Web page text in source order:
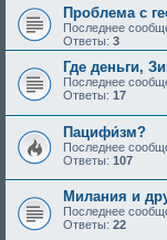
Проблема с
Последнее
Ответы: 3
Где деньги,
Последнее
Ответы: 17
Пацифи́зм?
Последнее
Ответы: 107
Милания и
Последнее
Ответы: 22